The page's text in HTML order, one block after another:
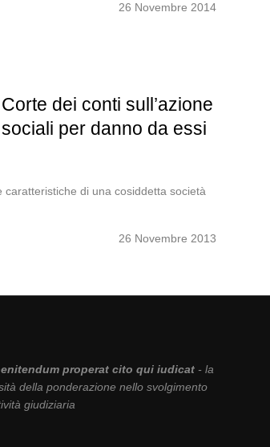
26 Novembre 2014
dei conti sull’azione
per danno da essi
di una cosiddetta società
26 Novembre 2013
properat cito qui iudicat- la
della ponderazione nello svolgimento
giudiziaria